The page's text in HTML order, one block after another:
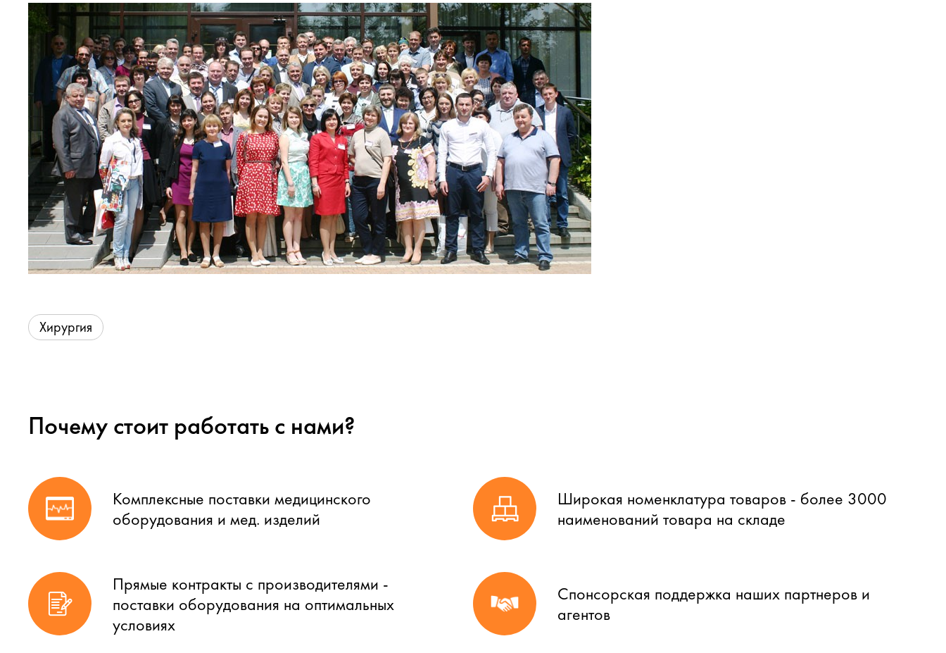
Хирургия
Почему стоит работать с нами?
Комплексные поставки медицинского
оборудования и мед. изделий
Прямые контракты с производителями -
поставки оборудования на оптимальных
условиях
Широкая номенклатура товаров - более 3000
наименований товара на складе
Спонсорская поддержка наших партнеров и
агентов